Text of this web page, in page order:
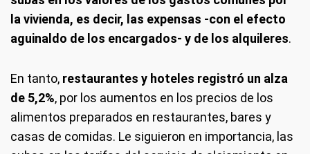
la vivienda, es decir, las expensas -con el efecto
aguinaldo de los encargados- y de los alquileres.
En tanto, restaurantes y hoteles registró un alza
de 5,2%, por los aumentos en los precios de los
alimentos preparados en restaurantes, bares y
casas de comidas. Le siguieron en importancia, las